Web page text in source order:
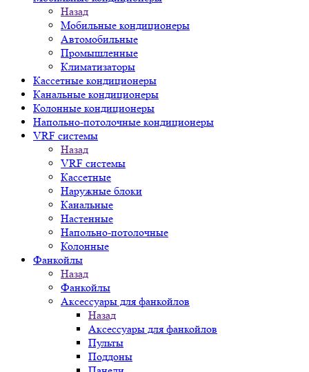
Назад
Мобильные кондиционеры
Автомобильные
Промышленные
Климатизаторы
Кассетные кондиционеры
Канальные кондиционеры
Колонные кондиционеры
Напольно-потолочные кондиционеры
VRF системы
Назад
VRF системы
Кассетные
Наружные блоки
Канальные
Настенные
Напольно-потолочные
Колонные
Фанкойлы
Назад
Фанкойлы
Аксессуары для фанкойлов
Назад
Аксессуары для фанкойлов
Пульты
Поддоны